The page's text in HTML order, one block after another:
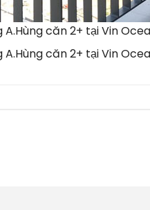
căn 2+ tại Vin
căn 2+ tại Vin